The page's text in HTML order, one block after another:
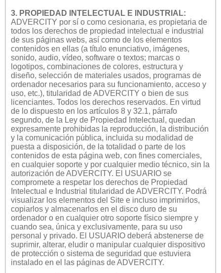
3. PROPIEDAD INTELECTUAL E INDUSTRIAL:
ADVERCITY por sí o como cesionaria, es propietaria de
todos los derechos de propiedad intelectual e industrial
de sus páginas webs, así como de los elementos
contenidos en ellas (a título enunciativo, imágenes,
sonido, audio, vídeo, software o textos; marcas o
logotipos, combinaciones de colores, estructura y
diseño, selección de materiales usados, programas de
ordenador necesarios para su funcionamiento, acceso y
uso, etc.), titularidad de ADVERCITY o bien de sus
licenciantes. Todos los derechos reservados. En virtud
de lo dispuesto en los artículos 8 y 32.1, párrafo
segundo, de la Ley de Propiedad Intelectual, quedan
expresamente prohibidas la reproducción, la distribución
y la comunicación pública, incluida su modalidad de
puesta a disposición, de la totalidad o parte de los
contenidos de esta página web, con fines comerciales,
en cualquier soporte y por cualquier medio técnico, sin la
autorización de ADVERCITY. El USUARIO se
compromete a respetar los derechos de Propiedad
Intelectual e Industrial titularidad de ADVERCITY. Podrá
visualizar los elementos del Site e incluso imprimirlos,
copiarlos y almacenarlos en el disco duro de su
ordenador o en cualquier otro soporte físico siempre y
cuando sea, única y exclusivamente, para su uso
personal y privado. El USUARIO deberá abstenerse de
suprimir, alterar, eludir o manipular cualquier dispositivo
de protección o sistema de seguridad que estuviera
instalado en el las páginas de ADVERCITY.